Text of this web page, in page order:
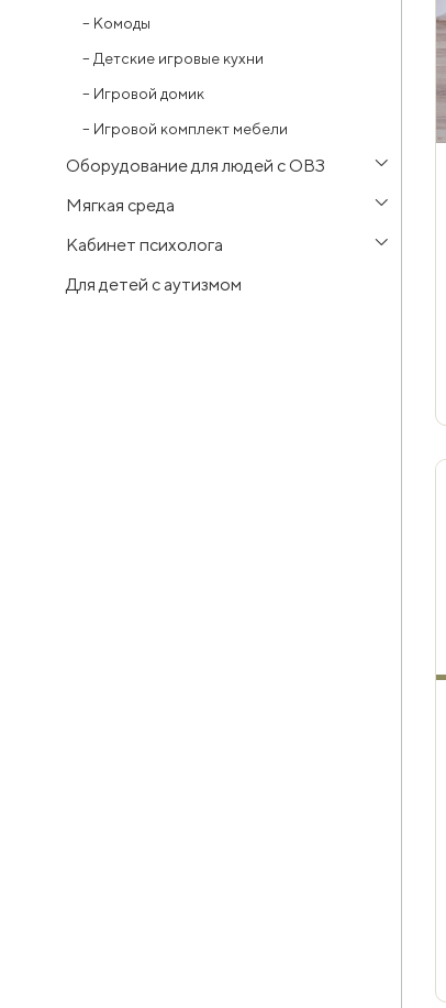
– Комоды
– Детские игровые кухни
– Игровой домик
– Игровой комплект мебели
Оборудование для людей с ОВЗ
Мягкая среда
Кабинет психолога
Для детей с аутизмом